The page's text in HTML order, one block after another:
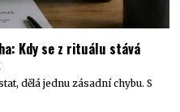
Kdy se z rituálu stává
dělá jednu zásadní chybu. S